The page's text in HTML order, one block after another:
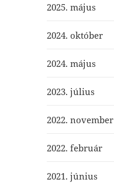
2025. május
2024. október
2024. május
2023. július
2022. november
2022. február
2021. június